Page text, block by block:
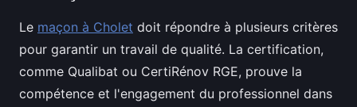
Le maçon à Cholet doit répondre à plusieurs critères
pour garantir un travail de qualité. La certification,
comme Qualibat ou CertiRénov RGE, prouve la
compétence et l'engagement du professionnel dans